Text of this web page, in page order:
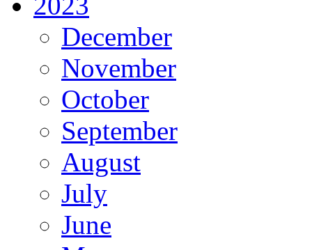
December
November
October
September
August
July
June